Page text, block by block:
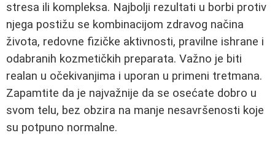
stresa ili kompleksa. Najbolji rezultati u borbi protiv
njega postižu se kombinacijom zdravog načina
života, redovne fizičke aktivnosti, pravilne ishrane i
odabranih kozmetičkih preparata. Važno je biti
realan u očekivanjima i uporan u primeni tretmana.
Zapamtite da je najvažnije da se osećate dobro u
svom telu, bez obzira na manje nesavršenosti koje
su potpuno normalne.